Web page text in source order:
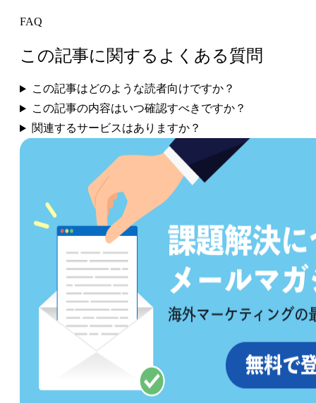
FAQ
この記事に関するよくある質問
この記事はどのような読者向けですか？
この記事の内容はいつ確認すべきですか？
関連するサービスはありますか？